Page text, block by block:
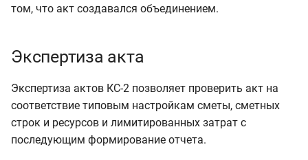
том, что акт создавался объединением.
Экспертиза акта
Экспертиза актов КС-2 позволяет проверить акт на
соответствие типовым настройкам сметы, сметных
строк и ресурсов и лимитированных затрат с
последующим формирование отчета.